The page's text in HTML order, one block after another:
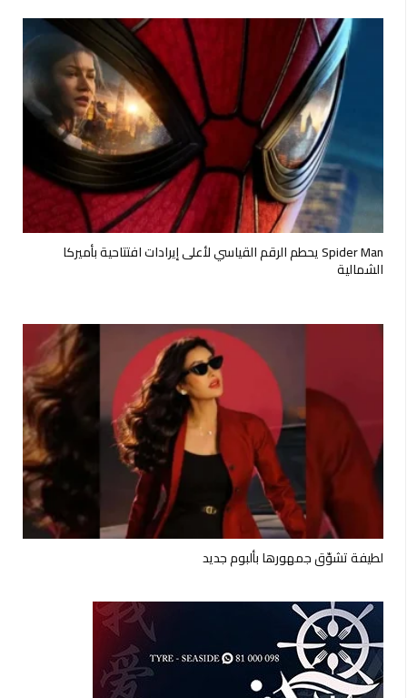
Spider Man يحطم الرقم القياسي لأعلى إيرادات افتتاحية بأميركا
الشمالية
لطيفة تشوّق جمهورها بألبوم جديد